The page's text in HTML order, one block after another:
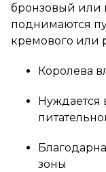
бронзовый или
поднимаются
кремового или
Королева
Нуждается
зоны